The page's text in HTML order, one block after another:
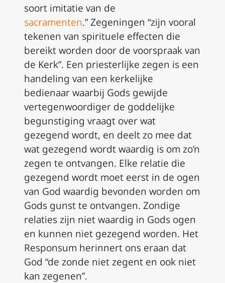
soort imitatie van de
sacramenten.” Zegeningen “zijn vooral
tekenen van spirituele effecten die
bereikt worden door de voorspraak van
de Kerk”. Een priesterlijke zegen is een
handeling van een kerkelijke
bedienaar waarbij Gods gewijde
vertegenwoordiger de goddelijke
begunstiging vraagt over wat
gezegend wordt, en deelt zo mee dat
wat gezegend wordt waardig is om zo’n
zegen te ontvangen. Elke relatie die
gezegend wordt moet eerst in de ogen
van God waardig bevonden worden om
Gods gunst te ontvangen. Zondige
relaties zijn niet waardig in Gods ogen
en kunnen niet gezegend worden. Het
Responsum herinnert ons eraan dat
God “de zonde niet zegent en ook niet
kan zegenen”.